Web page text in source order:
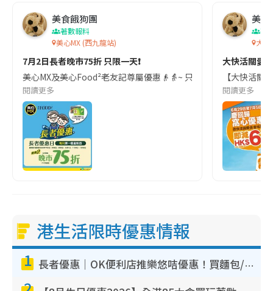
美食餓狗團
著數報料
美心MX (西九龍站)
7月2日長者晚市75折 只限一天❗
美心MX及美心Food²老友記尊屬優惠👴👵~ 只要出示長者咭､樂
閱讀更多
美食
著
大快
大快活關愛
【大快活
閱讀更多
港生活限時優惠情報
1 長者優惠｜OK便利店推樂悠咭優惠！買麵包/牛奶/保健品拍卡即減